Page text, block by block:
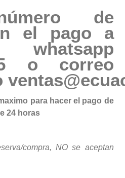
de
el pago a
o correo
para hacer el pago de
24 horas
compra, NO se aceptan